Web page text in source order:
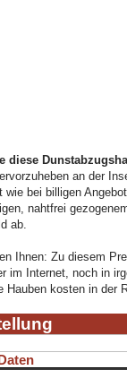
diese
an der
wie bei billigen
nahtfrei
ab.
Ihnen: Zu diesem
im Internet, noch in
Hauben kosten in der